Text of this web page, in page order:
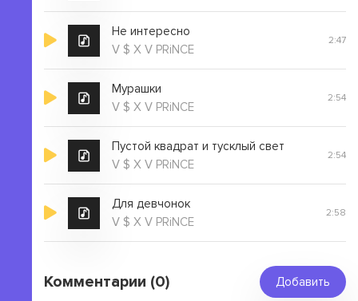
Не интересно
V $ X V PRiNCE
2:47
Мурашки
V $ X V PRiNCE
2:54
Пустой квадрат и тусклый свет
V $ X V PRiNCE
2:54
Для девчонок
V $ X V PRiNCE
2:58
Комментарии (0) Добавить